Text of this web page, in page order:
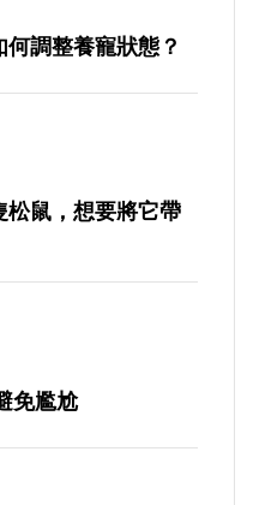
調整養寵狀態？
松鼠，想要將它帶
免尷尬